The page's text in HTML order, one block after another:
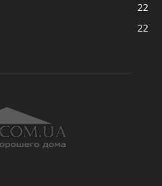
22
22